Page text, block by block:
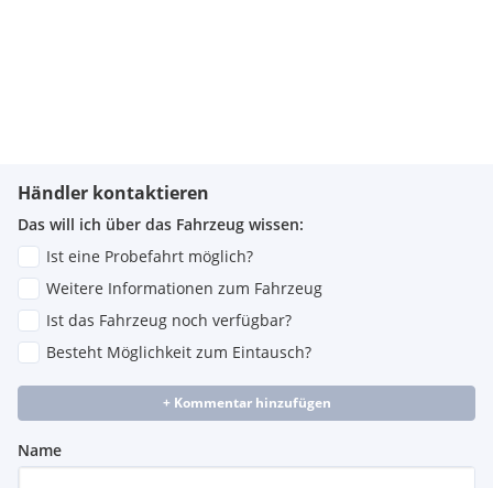
Händler kontaktieren
Das will ich über das Fahrzeug wissen:
Ist eine Probefahrt möglich?
Weitere Informationen zum Fahrzeug
Ist das Fahrzeug noch verfügbar?
Besteht Möglichkeit zum Eintausch?
+ Kommentar hinzufügen
Name